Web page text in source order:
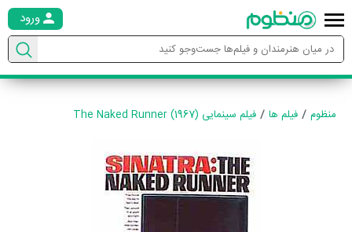
ورود
منظوم فیلم ها فیلم سینمایی The Naked Runner (1967)